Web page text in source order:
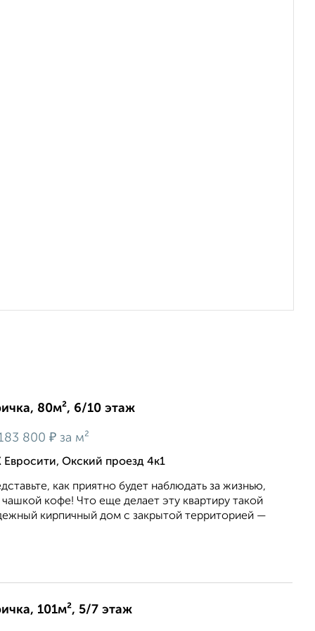
80м², 6/10 этаж
800 ₽ за м²
Окский проезд 4к1
как приятно будет наблюдать за жизнью,
кофе! Что еще делает эту квартиру такой
кирпичный дом с закрытой территорией —
101м², 5/7 этаж